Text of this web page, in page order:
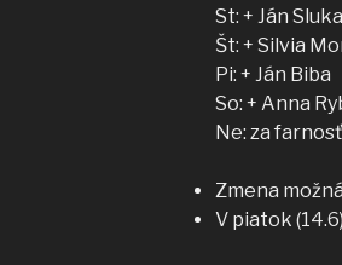
St: + Ján
Št: + Silvia
Pi: + Ján Biba
So: + Anna
Ne: za farnosť
Zmena
V piatok